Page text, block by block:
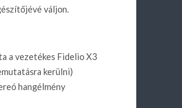
váljon.
a vezetékes Fidelio X3
kerülni)
hangélmény